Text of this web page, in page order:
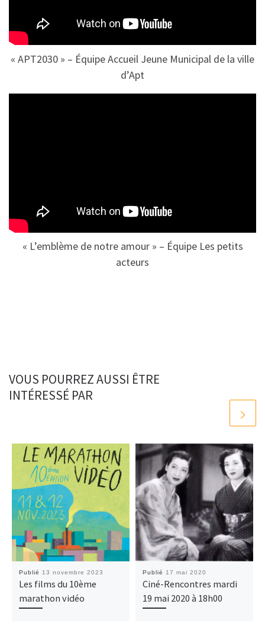
« APT2030 » – Équipe Accueil Jeune Municipal de la ville
d’Apt
« L’emblème de notre amour » – Équipe Les petits
acteurs
VOUS POURREZ AUSSI ÊTRE
INTÉRESSÉ PAR
Publié 13 novembre 2023
Les films du 10ème
marathon vidéo
Publié 17 mai 2020
Ciné-Rencontres mardi
19 mai 2020 à 18h00